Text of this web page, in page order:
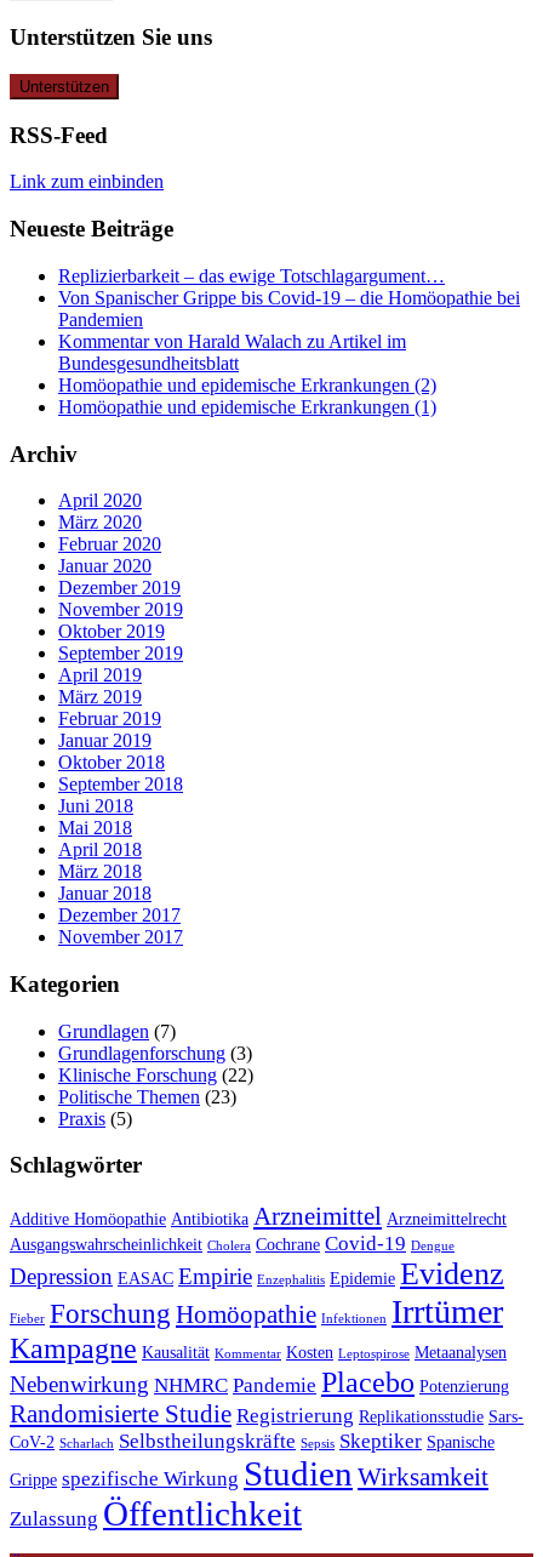
Unterstützen Sie uns
RSS-Feed
Link zum einbinden
Neueste Beiträge
Replizierbarkeit – das ewige Totschlagargument…
Von Spanischer Grippe bis Covid-19 – die Homöopathie bei
Pandemien
Kommentar von Harald Walach zu Artikel im
Bundesgesundheitsblatt
Homöopathie und epidemische Erkrankungen (2)
Homöopathie und epidemische Erkrankungen (1)
Archiv
April 2020
März 2020
Februar 2020
Januar 2020
Dezember 2019
November 2019
Oktober 2019
September 2019
April 2019
März 2019
Februar 2019
Januar 2019
Oktober 2018
September 2018
Juni 2018
Mai 2018
April 2018
März 2018
Januar 2018
Dezember 2017
November 2017
Kategorien
Grundlagen (7)
Grundlagenforschung (3)
Klinische Forschung (22)
Politische Themen (23)
Praxis (5)
Schlagwörter
Additive Homöopathie Antibiotika Arzneimittel Arzneimittelrecht
Ausgangswahrscheinlichkeit Cholera Cochrane Covid-19 Dengue
Depression EASAC Empirie Enzephalitis Epidemie Evidenz
Fieber Forschung Homöopathie Infektionen Irrtümer
Kampagne Kausalität Kommentar Kosten Leptospirose Metaanalysen
Nebenwirkung NHMRC Pandemie Placebo Potenzierung
Randomisierte Studie Registrierung Replikationsstudie Sars-
CoV-2 Scharlach Selbstheilungskräfte Sepsis Skeptiker Spanische
Grippe spezifische Wirkung Studien Wirksamkeit
Zulassung Öffentlichkeit